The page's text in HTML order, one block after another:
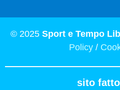
© 2025 Sport e Tempo
Policy /
sito